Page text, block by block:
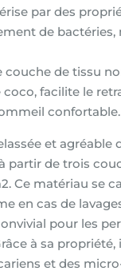
par des
de bactéries,
couche de tissu
facilite le
confortable.
et agréable
partir de trois
Ce matériau se
en cas de
pour les
à sa
et des